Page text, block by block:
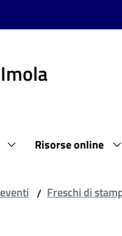
Risorse online
/ Freschi di